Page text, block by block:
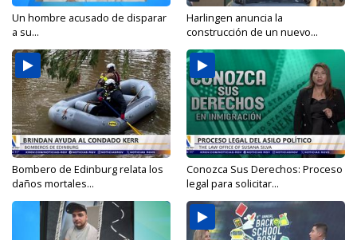
Un hombre acusado de disparar
a su...
Harlingen anuncia la
construcción de un nuevo...
Bombero de Edinburg relata los
daños mortales...
Conozca Sus Derechos: Proceso
legal para solicitar...